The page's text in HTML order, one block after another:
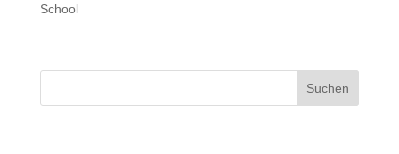
School